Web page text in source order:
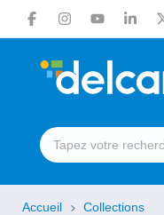
Accueil Collections